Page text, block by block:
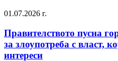
01.07.2026 г.
Правителството пусна
за злоупотреба с власт,
интереси